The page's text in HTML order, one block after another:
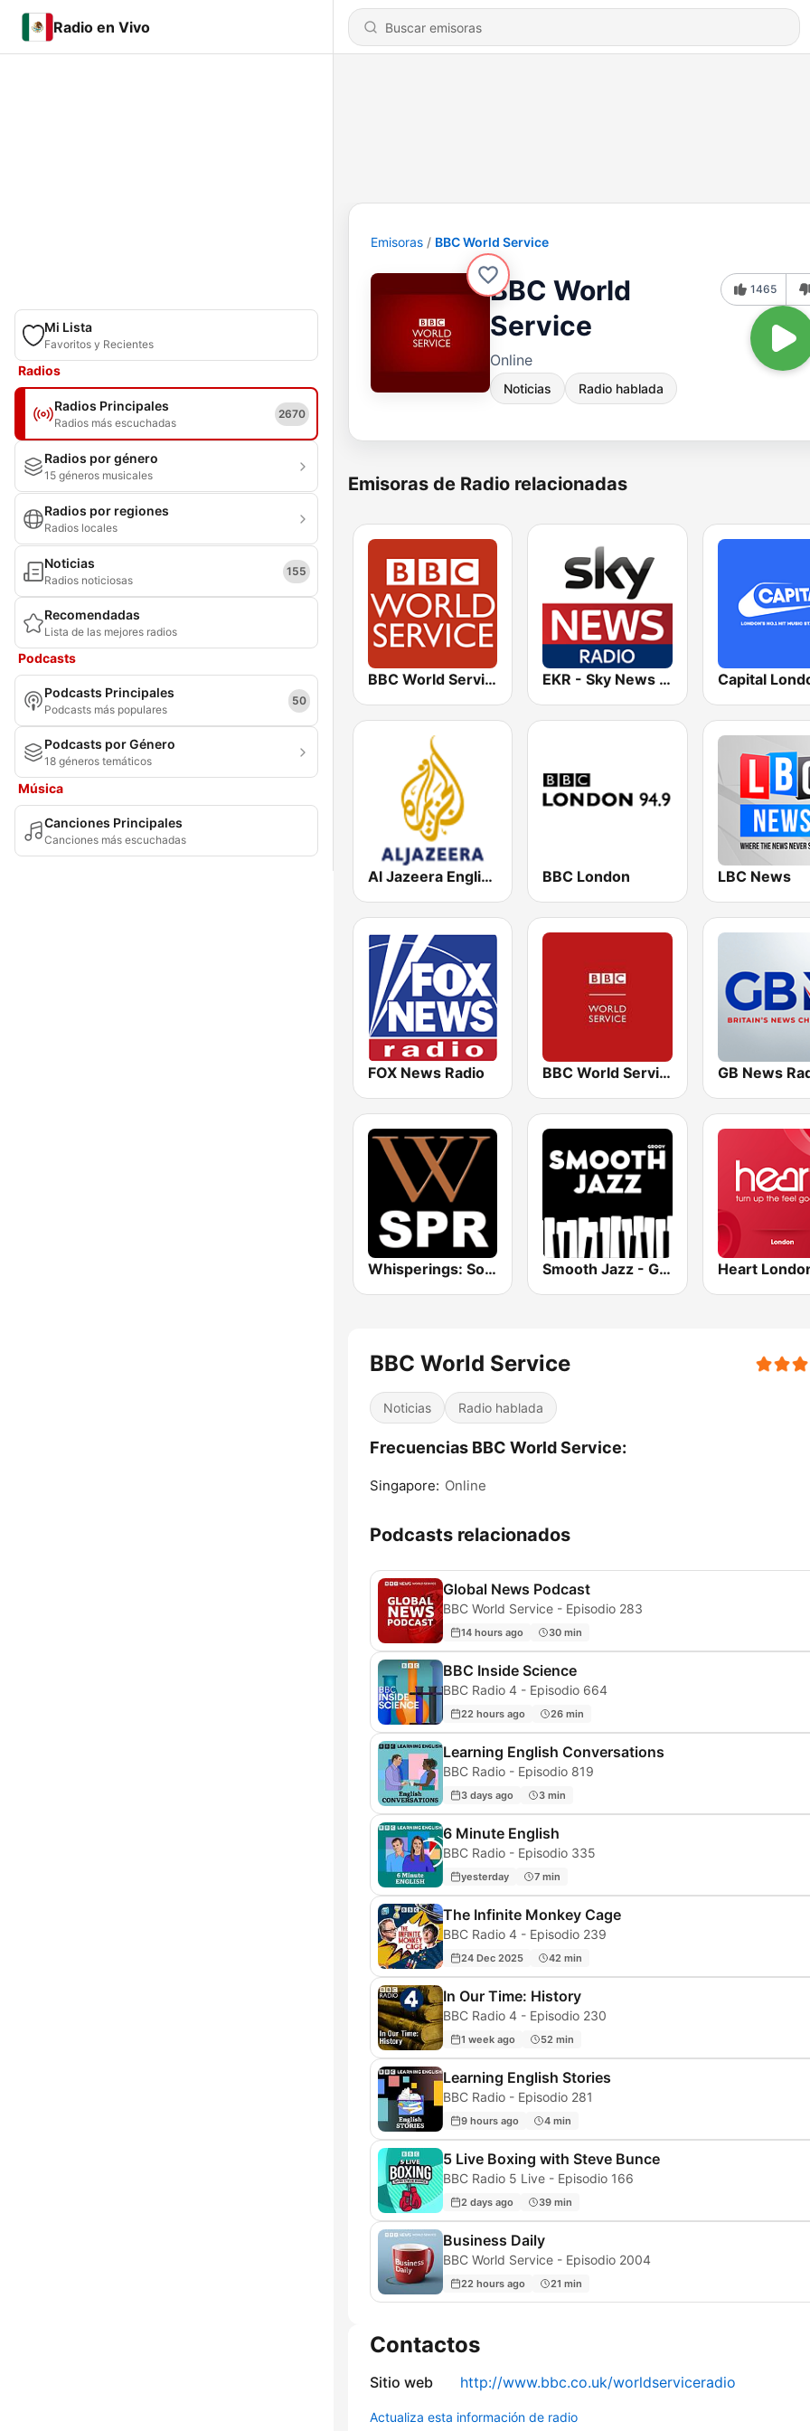
Radio en Vivo
Mi Lista
Favoritos y Recientes
Radios
Radios Principales
Radios más escuchadas
2670
Radios por género
15 géneros musicales
Radios por regiones
Radios locales
Noticias
Radios noticiosas
155
Recomendadas
Lista de las mejores radios
Podcasts
Podcasts Principales
Podcasts más populares
50
Podcasts por Género
18 géneros temáticos
Música
Canciones Principales
Canciones más escuchadas
Emisoras BBC World Service
BBC World
Service
Online
Noticias Radio hablada
1465
Emisoras de Radio relacionadas
BBC World Service EKR - Sky News Radio Capital
Al Jazeera English (قناة الجزيرة) BBC London LBC News
FOX News Radio BBC World Service for Africa GB News
Whisperings: Solo Piano Radio Smooth Jazz - Groov Heart
BBC World Service
Noticias Radio hablada
Frecuencias BBC World Service:
Singapore: Online
Podcasts relacionados
Global News Podcast
BBC World Service - Episodio 283
14 hours ago 30 min
BBC Inside Science
BBC Radio 4 - Episodio 664
22 hours ago 26 min
Learning English Conversations
BBC Radio - Episodio 819
3 days ago 3 min
6 Minute English
BBC Radio - Episodio 335
yesterday 7 min
The Infinite Monkey Cage
BBC Radio 4 - Episodio 239
24 Dec 2025 42 min
In Our Time: History
BBC Radio 4 - Episodio 230
1 week ago 52 min
Learning English Stories
BBC Radio - Episodio 281
9 hours ago 4 min
5 Live Boxing with Steve Bunce
BBC Radio 5 Live - Episodio 166
2 days ago 39 min
Business Daily
BBC World Service - Episodio 2004
22 hours ago 21 min
Contactos
Sitio web http://www.bbc.co.uk/worldserviceradio
Actualiza esta información de radio